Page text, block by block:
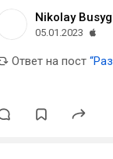
Nikolay
05.01.2023
Ответ на пост